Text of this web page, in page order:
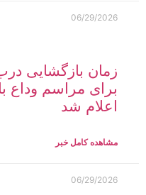
06/29/2026
زمان بازگشایی
برای مراسم وداع
اعلام شد
مشاهده کامل خبر
06/29/2026